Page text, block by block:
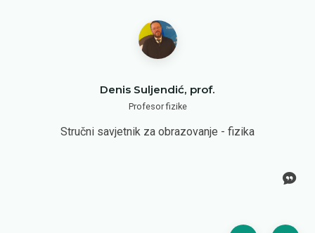
Denis Suljendić, prof.
Profesor fizike
Stručni savjetnik za obrazovanje - fizika